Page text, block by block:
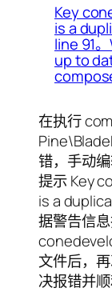
Key
is a
line 91
up to
在执行
错，手动
提示 Key
is a
据警告信
文件后，
决报错并顺